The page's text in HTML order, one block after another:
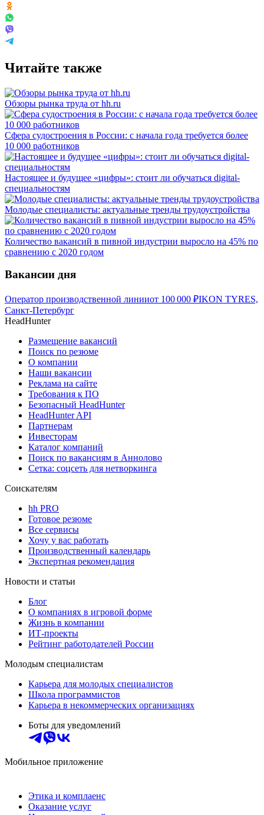
Читайте также
Обзоры рынка труда от hh.ru
Сфера судостроения в России: с начала года требуется более
10 000 работников
Настоящее и будущее «цифры»: стоит ли обучаться digital-
специальностям
Молодые специалисты: актуальные тренды трудоустройства
Количество вакансий в пивной индустрии выросло на 45% по
сравнению с 2020 годом
Вакансии дня
Оператор производственной линииот 100 000 ₽IKON TYRES,
Санкт-Петербург
HeadHunter
Размещение вакансий
Поиск по резюме
О компании
Наши вакансии
Реклама на сайте
Требования к ПО
Безопасный HeadHunter
HeadHunter API
Партнерам
Инвесторам
Каталог компаний
Поиск по вакансиям в Аннолово
Сетка: соцсеть для нетворкинга
Соискателям
hh PRO
Готовое резюме
Все сервисы
Хочу у вас работать
Производственный календарь
Экспертная рекомендация
Новости и статьи
Блог
О компаниях в игровой форме
Жизнь в компании
ИТ-проекты
Рейтинг работодателей России
Молодым специалистам
Карьера для молодых специалистов
Школа программистов
Карьера в некоммерческих организациях
Боты для уведомлений
Мобильное приложение
Этика и комплаенс
Оказание услуг